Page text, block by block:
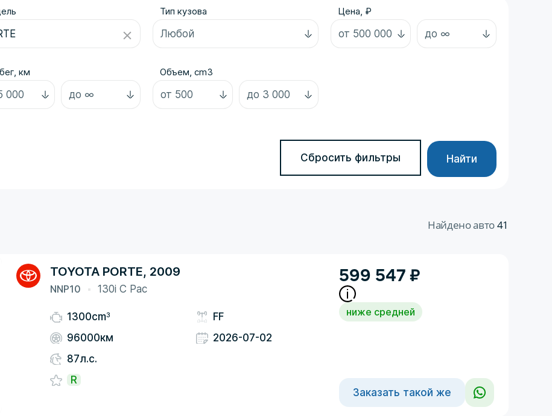
Тип кузова Цена, ₽
км Объем, cm3
Сбросить фильтры Найти
Найдено авто41
TOYOTA PORTE, 2009
NNP10 130i C Pac
1300cm3
96000км
87л.с.
R
FF
2026-07-02
599 547 ₽
ниже средней
Заказать такой же